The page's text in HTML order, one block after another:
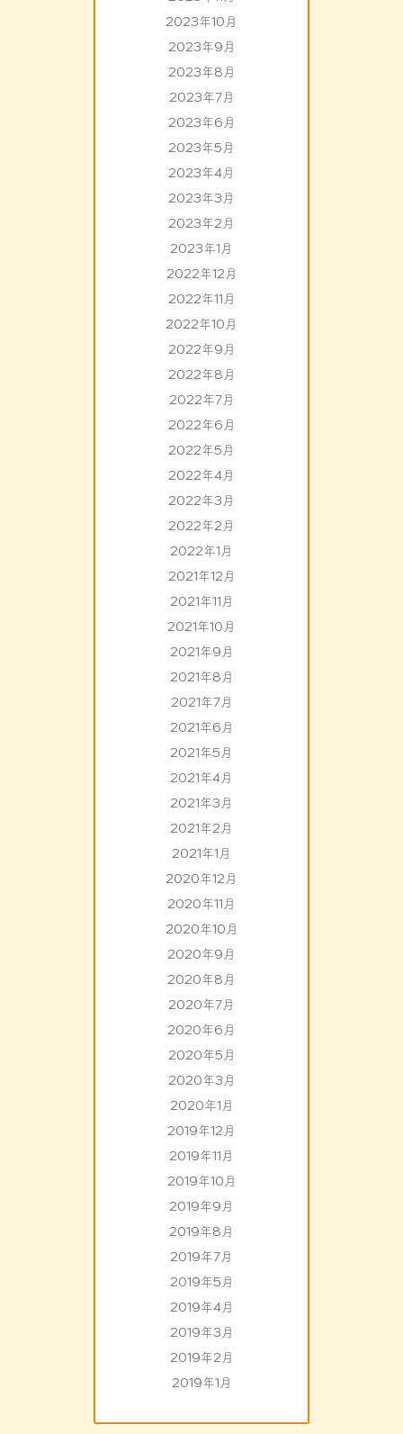
2023年10月
2023年9月
2023年8月
2023年7月
2023年6月
2023年5月
2023年4月
2023年3月
2023年2月
2023年1月
2022年12月
2022年11月
2022年10月
2022年9月
2022年8月
2022年7月
2022年6月
2022年5月
2022年4月
2022年3月
2022年2月
2022年1月
2021年12月
2021年11月
2021年10月
2021年9月
2021年8月
2021年7月
2021年6月
2021年5月
2021年4月
2021年3月
2021年2月
2021年1月
2020年12月
2020年11月
2020年10月
2020年9月
2020年8月
2020年7月
2020年6月
2020年5月
2020年3月
2020年1月
2019年12月
2019年11月
2019年10月
2019年9月
2019年8月
2019年7月
2019年5月
2019年4月
2019年3月
2019年2月
2019年1月